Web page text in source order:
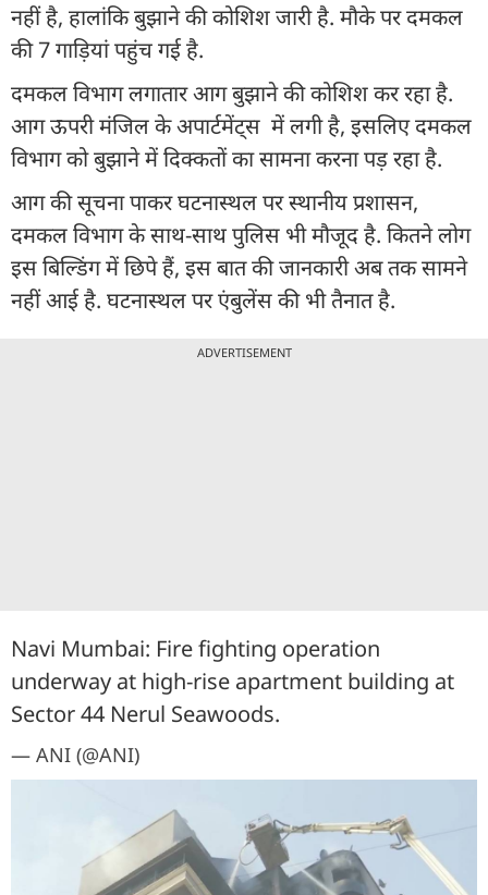
नहीं है, हालांकि बुझाने की कोशिश जारी है. मौके पर दमकल
की 7 गाड़ियां पहुंच गई है.
दमकल विभाग लगातार आग बुझाने की कोशिश कर रहा है.
आग ऊपरी मंजिल के अपार्टमेंट्स में लगी है, इसलिए दमकल
विभाग को बुझाने में दिक्कतों का सामना करना पड़ रहा है.
आग की सूचना पाकर घटनास्थल पर स्थानीय प्रशासन,
दमकल विभाग के साथ-साथ पुलिस भी मौजूद है. कितने लोग
इस बिल्डिंग में छिपे हैं, इस बात की जानकारी अब तक सामने
नहीं आई है. घटनास्थल पर एंबुलेंस की भी तैनात है.
ADVERTISEMENT
Navi Mumbai: Fire fighting operation
underway at high-rise apartment building at
Sector 44 Nerul Seawoods.
— ANI (@ANI)